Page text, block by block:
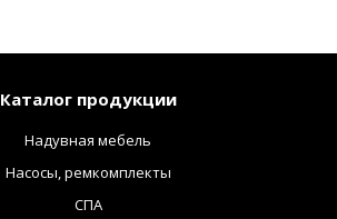
Каталог продукции
Надувная мебель
Насосы, ремкомплекты
СПА